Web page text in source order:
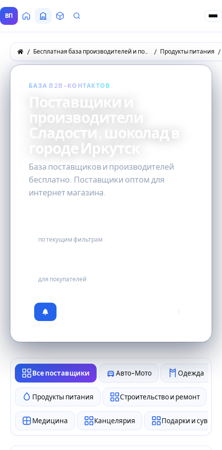
ВП ГлавнаяВсе Поставщики
ТоварыЗапросы покупателей
Бесплатная база производителей и поставщиков товаров оптом Продукты питания
БАЗА B2B-КОНТАКТОВ
Поставщики и
производители
Сладости, шоколад в
городе Иркутск
База поставщиков и производителей
бесплатно. Поставщики оптом для
интернет магазина.
по текущим фильтрам
для покупателей
1
Все поставщики Авто-Мото Одежда
Продукты питания Строительство и ремонт
Медицина Канцелярия Подарки и